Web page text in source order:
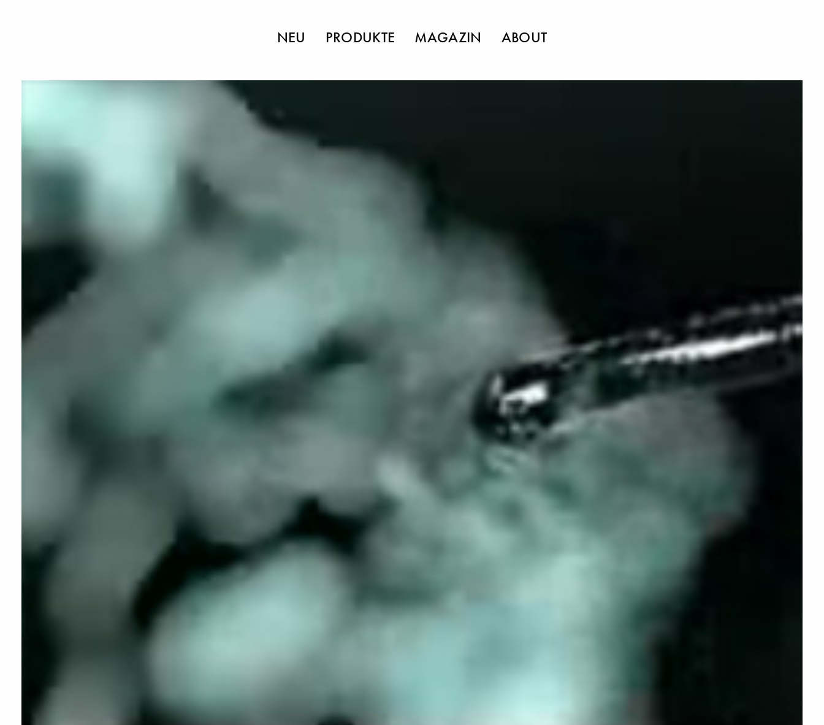
NEU PRODUKTE MAGAZIN ABOUT